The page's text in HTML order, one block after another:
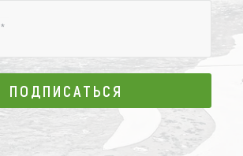
*
ПОДПИСАТЬСЯ
ПОДПИСАТЬСЯ